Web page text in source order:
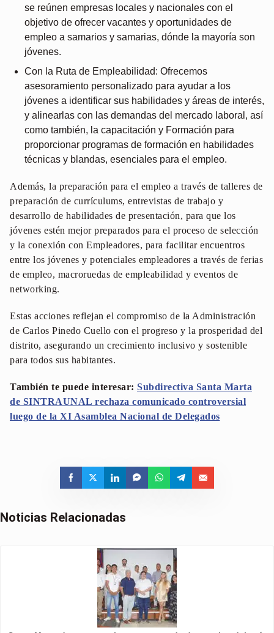
se reúnen empresas locales y nacionales con el
objetivo de ofrecer vacantes y oportunidades de
empleo a samarios y samarias, dónde la mayoría son
jóvenes.
Con la Ruta de Empleabilidad: Ofrecemos
asesoramiento personalizado para ayudar a los
jóvenes a identificar sus habilidades y áreas de interés,
y alinearlas con las demandas del mercado laboral, así
como también, la capacitación y Formación para
proporcionar programas de formación en habilidades
técnicas y blandas, esenciales para el empleo.
Además, la preparación para el empleo a través de talleres de
preparación de currículums, entrevistas de trabajo y
desarrollo de habilidades de presentación, para que los
jóvenes estén mejor preparados para el proceso de selección
y la conexión con Empleadores, para facilitar encuentros
entre los jóvenes y potenciales empleadores a través de ferias
de empleo, macroruedas de empleabilidad y eventos de
networking.
Estas acciones reflejan el compromiso de la Administración
de Carlos Pinedo Cuello con el progreso y la prosperidad del
distrito, asegurando un crecimiento inclusivo y sostenible
para todos sus habitantes.
También te puede interesar: Subdirectiva Santa Marta
de SINTRAUNAL rechaza comunicado controversial
luego de la XI Asamblea Nacional de Delegados
Noticias Relacionadas